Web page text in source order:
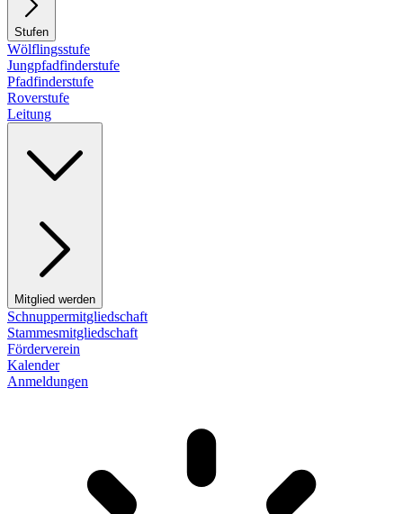
Stufen
Wölflingsstufe
Jungpfadfinderstufe
Pfadfinderstufe
Roverstufe
Leitung
Mitglied werden
Schnuppermitgliedschaft
Stammesmitgliedschaft
Förderverein
Kalender
Anmeldungen